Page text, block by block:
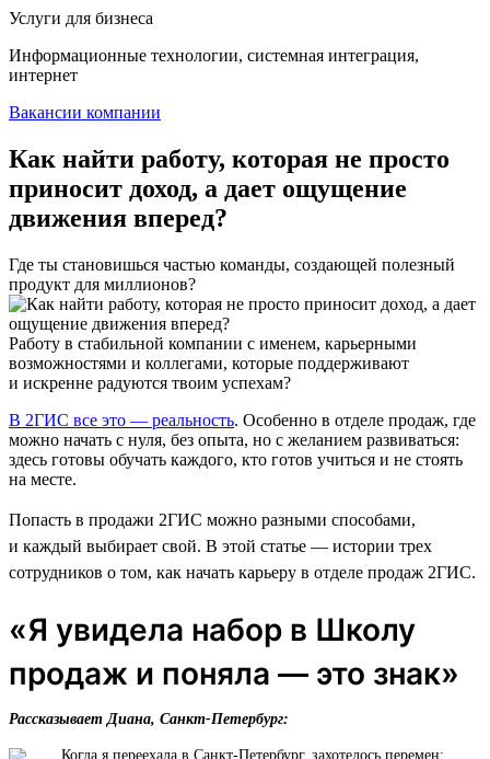
Услуги для бизнеса
Информационные технологии, системная интеграция,
интернет
Вакансии компании
Как найти работу, которая не просто
приносит доход, а дает ощущение
движения вперед?
Где ты становишься частью команды, создающей полезный
продукт для миллионов?
Работу в стабильной компании с именем, карьерными
возможностями и коллегами, которые поддерживают
и искренне радуются твоим успехам?
В 2ГИС все это — реальность. Особенно в отделе продаж, где
можно начать с нуля, без опыта, но с желанием развиваться:
здесь готовы обучать каждого, кто готов учиться и не стоять
на месте.
Попасть в продажи 2ГИС можно разными способами,
и каждый выбирает свой. В этой статье — истории трех
сотрудников о том, как начать карьеру в отделе продаж 2ГИС.
«Я увидела набор в Школу
продаж и поняла — это знак»
Рассказывает Диана, Санкт-Петербург:
Когда я переехала в Санкт-Петербург, захотелось перемен: